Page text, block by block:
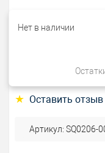
Нет в наличии
★ Оставить отзыв
Артикул: SQ0206-